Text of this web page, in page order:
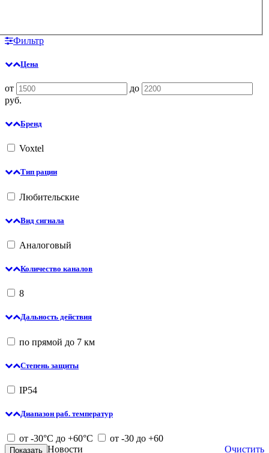
Фильтр
Цена
от
до
руб.
Бренд
Voxtel
Тип рации
Любительские
Вид сигнала
Аналоговый
Количество каналов
8
Дальность действия
по прямой до 7 км
Степень защиты
IP54
Диапазон раб. температур
от -30°С до +60°С
от -30 до +60
Очистить
Новости